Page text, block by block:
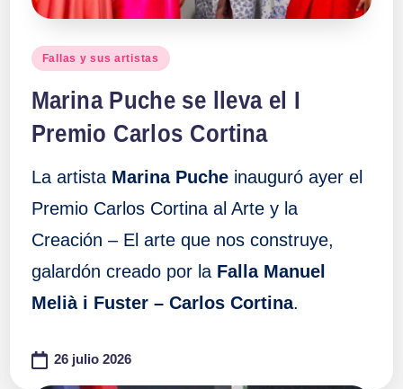
Publicado
Fallas y sus artistas
Marina Puche se lleva el I
Premio Carlos Cortina
La artista Marina Pucheinauguró ayer el
Premio Carlos Cortina al Arte y la
Creación – El arte que nos construye,
galardón creado por la Falla Manuel
Melià i Fuster – Carlos Cortina.
26 julio 2026